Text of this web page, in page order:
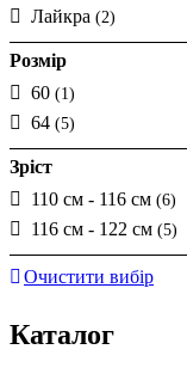
Лайкра (2)
Розмір
60 (1)
64 (5)
Зріст
110 см - 116 см (6)
116 см - 122 см (5)
Очистити вибір
Каталог